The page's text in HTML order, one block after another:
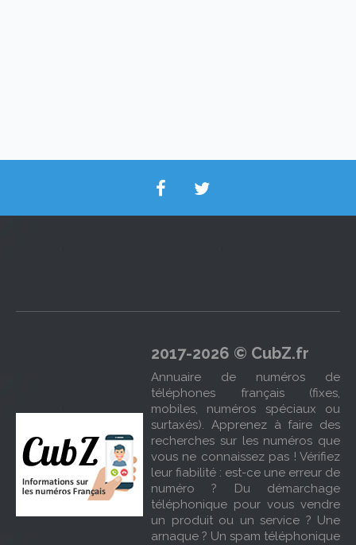
2017-2026 © CubZ.fr
Annuaire de numéros de
téléphones français (fixes,
mobiles, numéros spéciaux ou
surtaxés). Apprenez à faire des
recherches sur les numéros que
vous ne connaissez pas ! Vérifiez
leur fiabilité : est-ce une erreur de
numéro ? Du démarchage
téléphonique pour vous vendre
un produit ou un service ? Une
arnaque ? Un spam téléphonique